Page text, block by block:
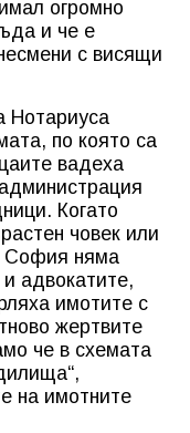
огромно
и че е
с висящи
Нотариуса
по която са
вадеха
Когато
човек или
София няма
адвокатите,
имотите с
жертвите
че в схемата
на имотните